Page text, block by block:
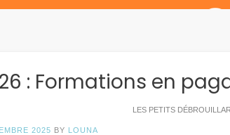
: Formations en
LES PETITS
2025 BY LOUNA